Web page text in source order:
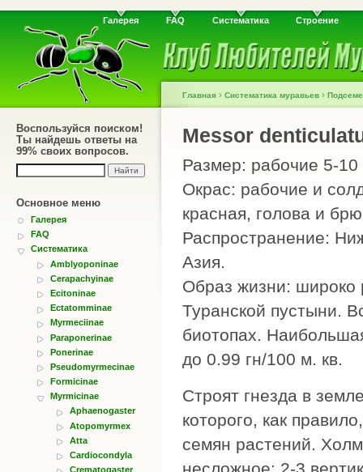
Галерея FAQ Систематика Строение
Воспользуйся поиском!
Ты найдешь ответы на
99% своих вопросов.
Основное меню
Галерея
FAQ
Систематика
Amblyoponinae
Cerapachyinae
Ecitoninae
Ectatomminae
Myrmeciinae
Paraponerinae
Ponerinae
Pseudomyrmecinae
Formicinae
Myrmicinae
Aphaenogaster
Atopomyrmex
Atta
Cardiocondyla
Crematogaster
Главная › Систематика муравьев ›
Messor
Размер: рабочие 5-
Окрас: рабочие и
красная, голова и
Распространение:
Азия.
Образ жизни: широко
Туранской пустыни.
биотопах.
до 0.99 гн/100 м. кв.
Строят гнезда в
которого, как
семян растений.
несложное: 2-3